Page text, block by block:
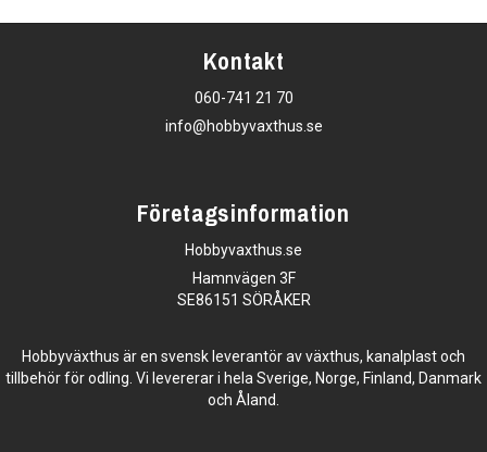
Kontakt
060-741 21 70
info@hobbyvaxthus.se
Företagsinformation
Hobbyvaxthus.se
Hamnvägen 3F
SE86151 SÖRÅKER
Hobbyväxthus är en svensk leverantör av växthus, kanalplast och
tillbehör för odling. Vi levererar i hela Sverige, Norge, Finland, Danmark
och Åland.